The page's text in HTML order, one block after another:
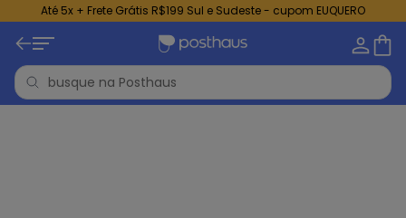
Até 5x + Frete Grátis R$199 Sul e Sudeste - cupom EUQUERO